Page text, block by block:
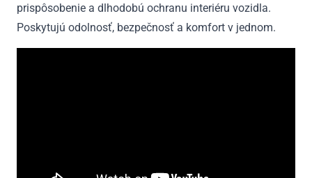
prispôsobenie a dlhodobú ochranu interiéru vozidla.
Poskytujú odolnosť, bezpečnosť a komfort v jednom.